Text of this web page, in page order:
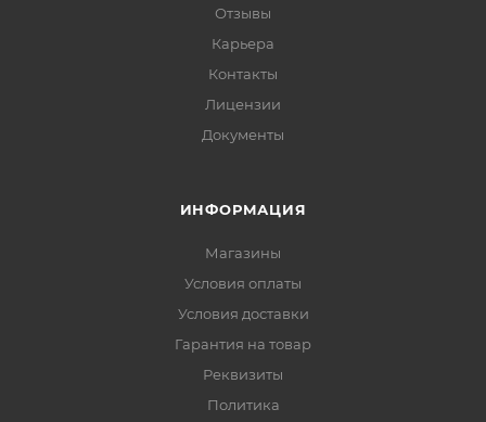
Отзывы
Карьера
Контакты
Лицензии
Документы
ИНФОРМАЦИЯ
Магазины
Условия оплаты
Условия доставки
Гарантия на товар
Реквизиты
Политика